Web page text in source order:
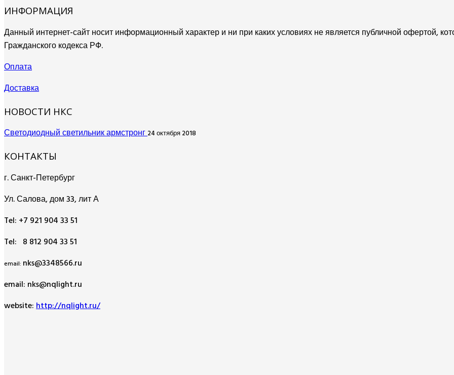
ИНФОРМАЦИЯ
Данный интернет-сайт носит информационный характер и ни при каких условиях не является публичной офертой,
Гражданского кодекса РФ.
Оплата
Доставка
НОВОСТИ НКС
Светодиодный светильник армстронг24 октября 2018
КОНТАКТЫ
г. Санкт-Петербург
Ул. Салова, дом 33, лит А
Tel: +7 921 904 33 51
Tel: 8 812 904 33 51
email: nks@3348566.ru
email: nks@nqlight.ru
website:http://nqlight.ru/